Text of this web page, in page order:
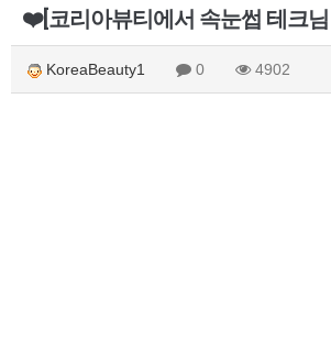
❤️[코리아뷰티에서 속눈썹 테크
KoreaBeauty1 0 4902